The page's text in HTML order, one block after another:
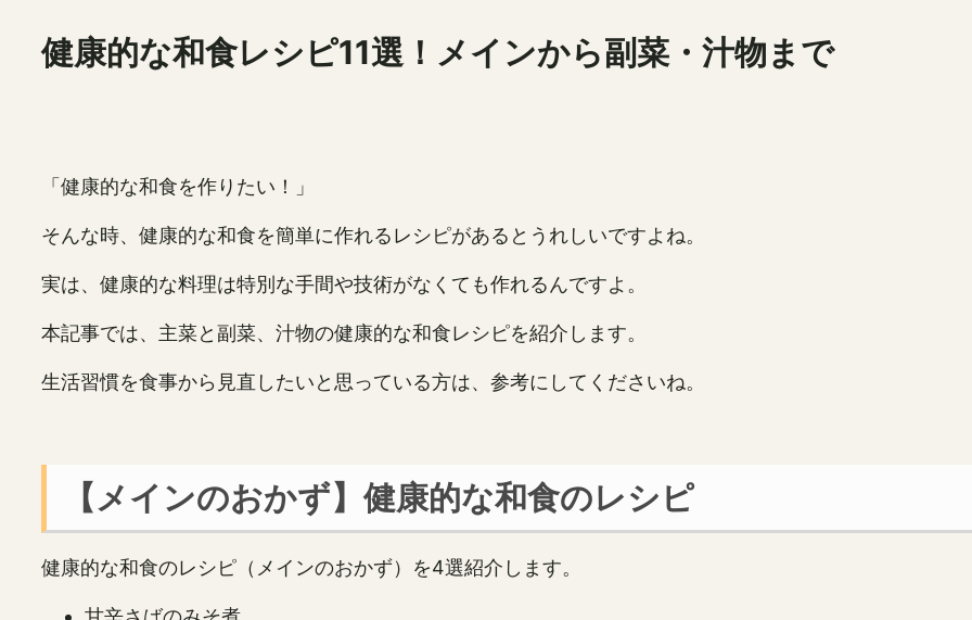
健康的な和食レシピ11選！メインから副菜・汁物まで
「健康的な和食を作りたい！」
そんな時、健康的な和食を簡単に作れるレシピがあるとうれしいですよね。
実は、健康的な料理は特別な手間や技術がなくても作れるんですよ。
本記事では、主菜と副菜、汁物の健康的な和食レシピを紹介します。
生活習慣を食事から見直したいと思っている方は、参考にしてくださいね。
【メインのおかず】健康的な和食のレシピ
健康的な和食のレシピ（メインのおかず）を4選紹介します。